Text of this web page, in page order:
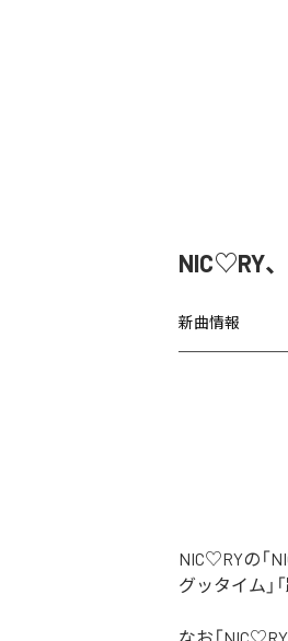
NIC♡RY
新曲情報
NIC♡RYの「
グッタイム」
なお「NIC♡RY